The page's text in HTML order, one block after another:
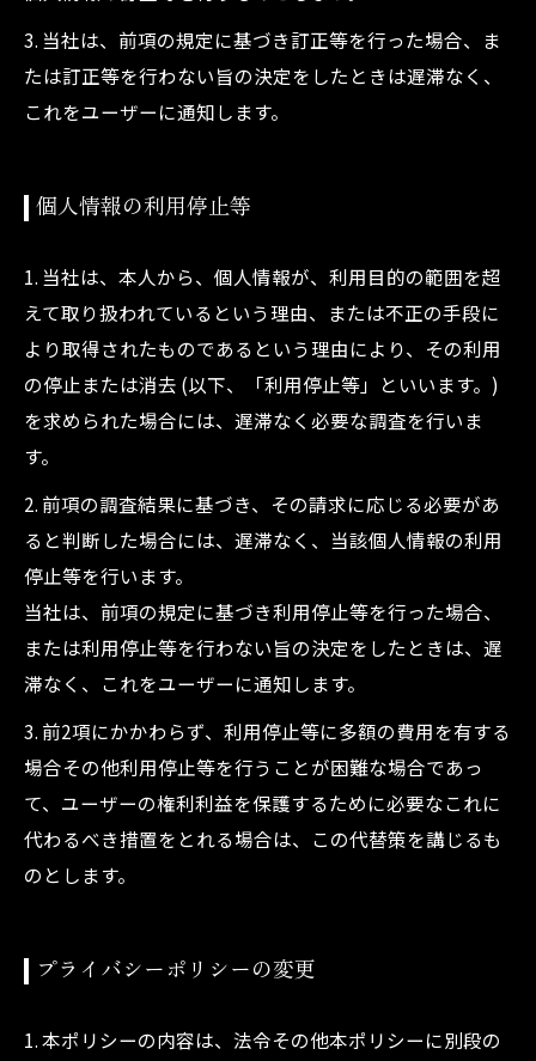
3. 当社は、前項の規定に基づき訂正等を行った場合、ま
たは訂正等を行わない旨の決定をしたときは遅滞なく、
これをユーザーに通知します。
個人情報の利用停止等
1. 当社は、本人から、個人情報が、利用目的の範囲を超
えて取り扱われているという理由、または不正の手段に
より取得されたものであるという理由により、その利用
の停止または消去 (以下、「利用停止等」といいます。)
を求められた場合には、遅滞なく必要な調査を行いま
す。
2. 前項の調査結果に基づき、その請求に応じる必要があ
ると判断した場合には、遅滞なく、当該個人情報の利用
停止等を行います。
当社は、前項の規定に基づき利用停止等を行った場合、
または利用停止等を行わない旨の決定をしたときは、遅
滞なく、これをユーザーに通知します。
3. 前2項にかかわらず、利用停止等に多額の費用を有する
場合その他利用停止等を行うことが困難な場合であっ
て、ユーザーの権利利益を保護するために必要なこれに
代わるべき措置をとれる場合は、この代替策を講じるも
のとします。
プライバシーポリシーの変更
1. 本ポリシーの内容は、法令その他本ポリシーに別段の